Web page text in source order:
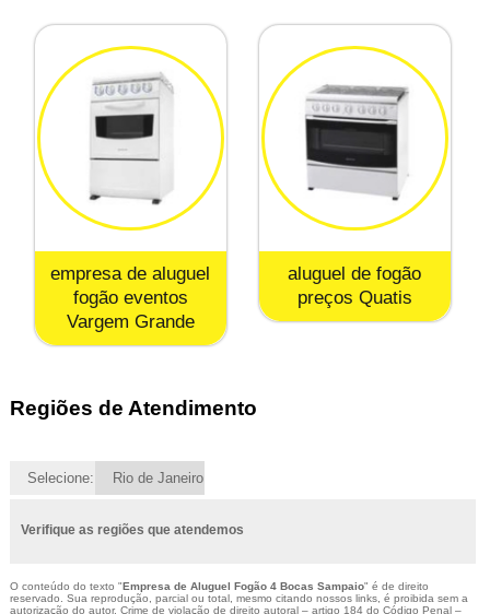
empresa de aluguel
fogão eventos
Vargem Grande
aluguel de fogão
preços Quatis
Regiões de Atendimento
Selecione: Rio de Janeiro
Verifique as regiões que atendemos
O conteúdo do texto "Empresa de Aluguel Fogão 4 Bocas Sampaio" é de direito
reservado. Sua reprodução, parcial ou total, mesmo citando nossos links, é proibida sem a
autorização do autor. Crime de violação de direito autoral – artigo 184 do Código Penal –